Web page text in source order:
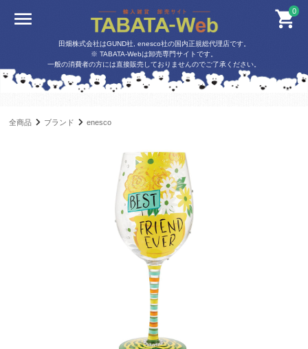
0
田畑株式会社はGUND社, enesco社の国内正規総代理店です。
※ TABATA-Webは卸売専門サイトです。
一般の消費者の方には直接販売しておりませんのでご了承ください。
全商品 ブランド enesco